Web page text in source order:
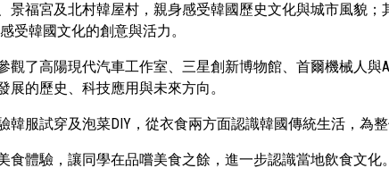
福宮及北村韓屋村，親身感受韓國歷史文化與城市風貌；
受韓國文化的創意與活力。
觀了高陽現代汽車工作室、三星創新博物館、首爾機械人
的歷史、科技應用與未來方向。
服試穿及泡菜DIY，從衣食兩方面認識韓國傳統生活，為整
體驗，讓同學在品嚐美食之餘，進一步認識當地飲食文化。